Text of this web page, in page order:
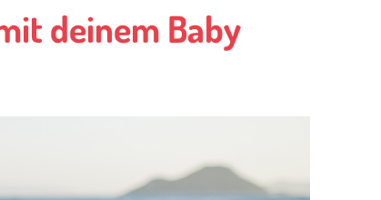
deinem Baby